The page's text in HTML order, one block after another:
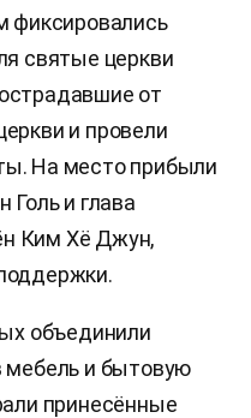
фиксировались
святые церкви
от
и провели
На место прибыли
Голь и глава
Ким Хё Джун,
объединили
мебель и бытовую
принесённые